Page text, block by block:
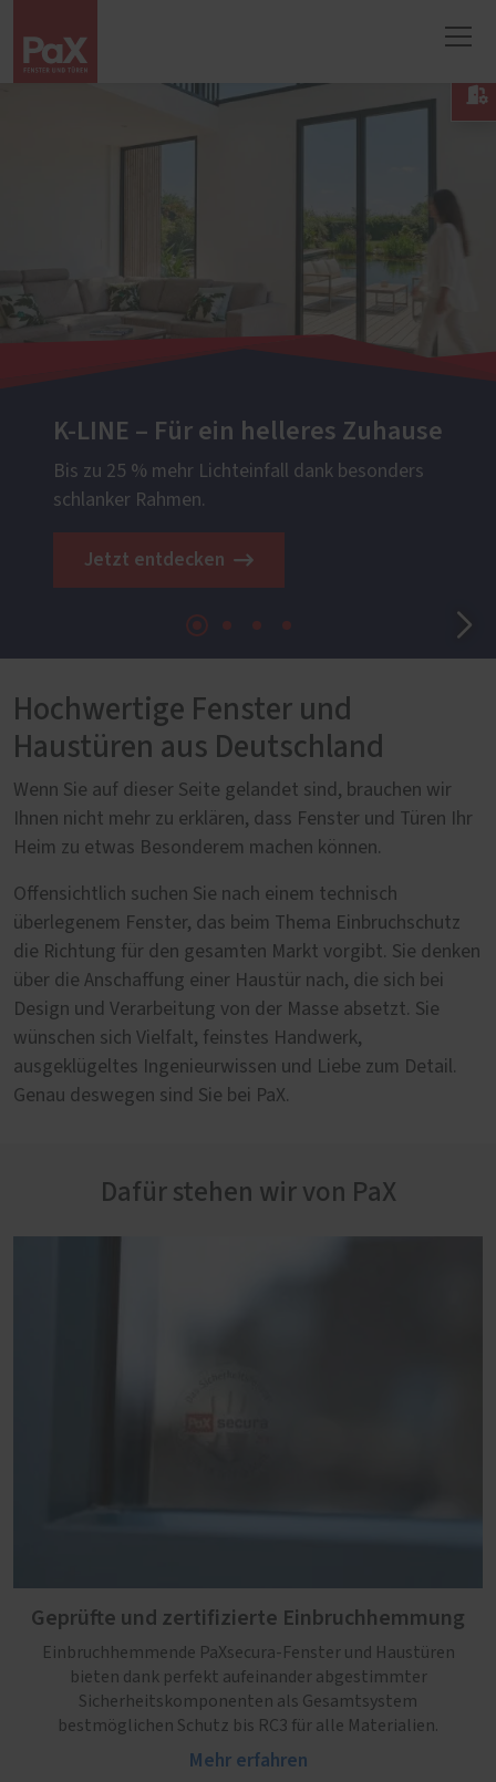
K-LINE – Für ein helleres Zuhause
Bis zu 25 % mehr Lichteinfall dank besonders
schlanker Rahmen.
Jetzt entdecken
Hochwertige Fenster und
Haustüren aus Deutschland
Wenn Sie auf dieser Seite gelandet sind, brauchen wir
Ihnen nicht mehr zu erklären, dass Fenster und Türen Ihr
Heim zu etwas Besonderem machen können.
Offensichtlich suchen Sie nach einem technisch
überlegenem Fenster, das beim Thema Einbruchschutz
die Richtung für den gesamten Markt vorgibt. Sie denken
über die Anschaffung einer Haustür nach, die sich bei
Design und Verarbeitung von der Masse absetzt. Sie
wünschen sich Vielfalt, feinstes Handwerk,
ausgeklügeltes Ingenieurwissen und Liebe zum Detail.
Genau deswegen sind Sie bei PaX.
Dafür stehen wir von PaX
Geprüfte und zertifizierte Einbruchhemmung
Einbruchhemmende PaXsecura-Fenster und Haustüren
bieten dank perfekt aufeinander abgestimmter
Sicherheitskomponenten als Gesamtsystem
bestmöglichen Schutz bis RC3 für alle Materialien.
Mehr erfahren
